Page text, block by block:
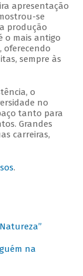
apresentação
se
produção
o mais antigo
oferecendo
sempre às
o
no
tanto para
Grandes
carreiras,
.
na